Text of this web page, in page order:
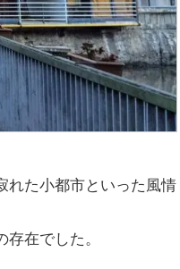
れた小都市といった風情
存在でした。